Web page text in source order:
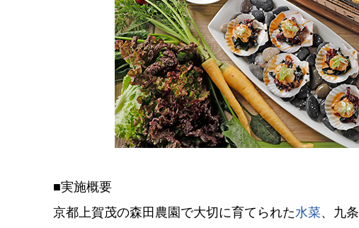
■実施概要
京都上賀茂の森田農園で大切に育てられた水菜、九条